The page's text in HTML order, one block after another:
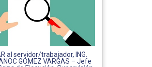
al servidor/trabajador, ING.
GÓMEZ VARGAS – Jefe